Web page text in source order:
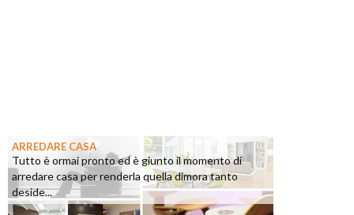
ARREDARE CASA
Tutto è ormai pronto ed è giunto il momento di
arredare casa per renderla quella dimora tanto
deside...